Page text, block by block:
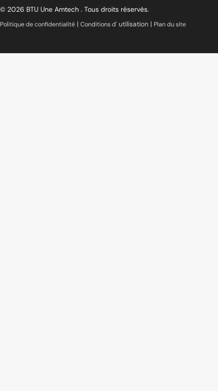
© 2026 BTU Une Amtech . Tous droits réservés.
Politique de confidentialité | Conditions d' utilisation | Plan du site